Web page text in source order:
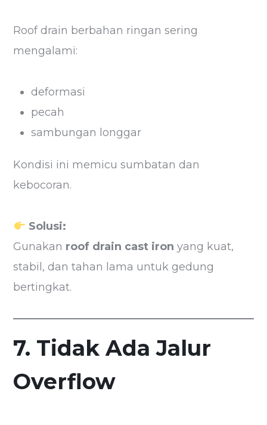
Roof drain berbahan ringan sering
mengalami:
deformasi
pecah
sambungan longgar
Kondisi ini memicu sumbatan dan
kebocoran.
Solusi:
Gunakan roof drain cast iron yang kuat,
stabil, dan tahan lama untuk gedung
bertingkat.
7. Tidak Ada Jalur
Overflow